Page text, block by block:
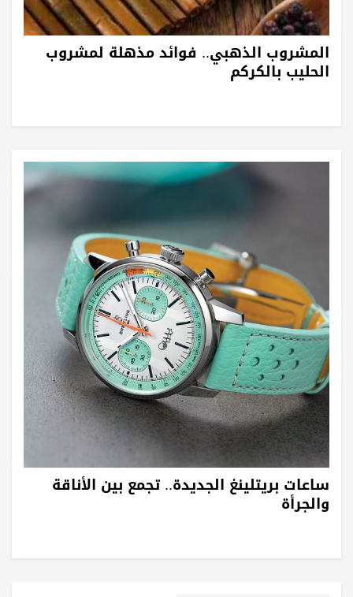
المشروب الذهبي.. فوائد مذهلة لمشروب
الحليب بالكركم
ساعات بريتلينغ الجديدة.. تجمع بين الأناقة
والجرأة